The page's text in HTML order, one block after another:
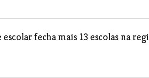
fecha mais 13 escolas na